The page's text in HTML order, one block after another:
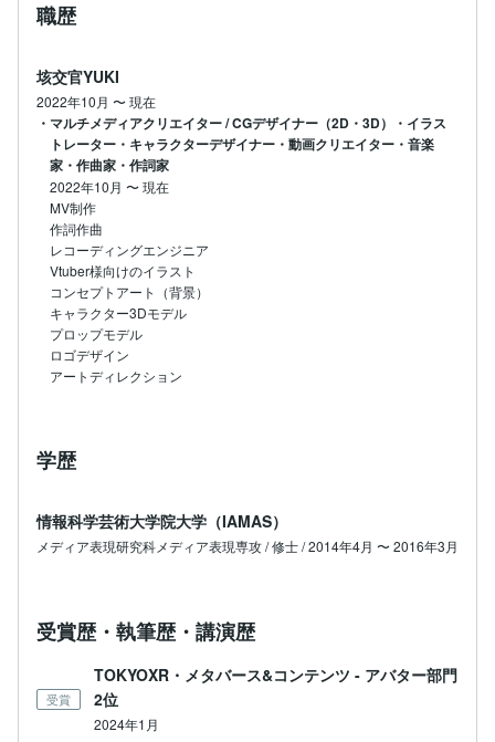
職歴
垓交官YUKI
2022年10月 〜現在
・マルチメディアクリエイター / CGデザイナー（2D・3D）・イラス
トレーター・キャラクターデザイナー・動画クリエイター・音楽
家・作曲家・作詞家
2022年10月 〜現在
MV制作
作詞作曲
レコーディングエンジニア
Vtuber様向けのイラスト
コンセプトアート（背景）
キャラクター3Dモデル
プロップモデル
ロゴデザイン
アートディレクション
学歴
情報科学芸術大学院大学（IAMAS）
メディア表現研究科メディア表現専攻 / 修士 / 2014年4月 〜 2016年3月
受賞歴・執筆歴・講演歴
受賞
TOKYOXR・メタバース&コンテンツ - アバター部門
2位
2024年1月